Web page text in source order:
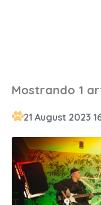
Mostrando 1
21 August 2023